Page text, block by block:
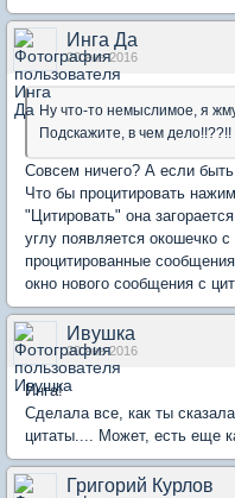
Инга Да
20 янв 2016
Ну что-то немыслимое, я
Подскажите, в чем дело!!??!!
Совсем ничего? А если
Что бы процитировать
"Цитировать" она
углу появляется окошечко
процитированные
окно нового сообщения с
Ивушка
20 янв 2016
Инга!
Сделала все, как ты
цитаты.... Может, есть еще
Григорий Курлов